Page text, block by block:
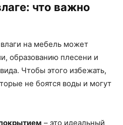
что важно
на мебель может
образованию плесени и
Чтобы этого избежать,
не боятся воды и могут
– это идеальный